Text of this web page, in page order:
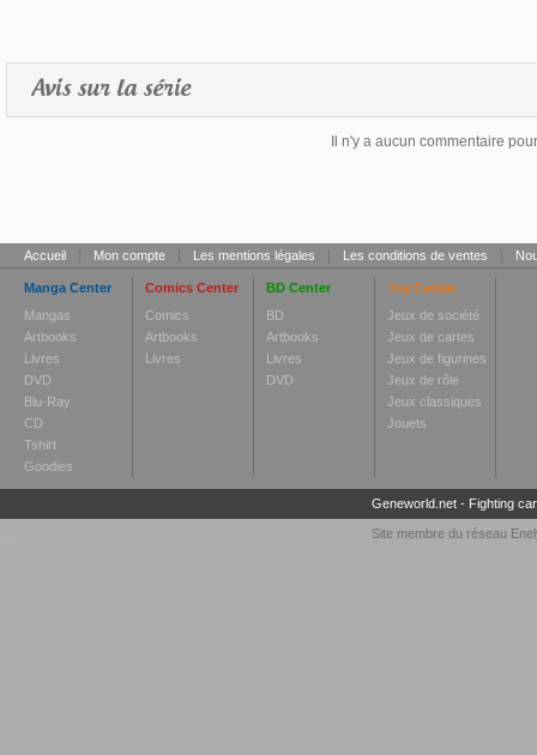
Avis sur la série
Il n'y a aucun commentaire
Accueil | Mon compte | Les mentions légales | Les conditions de ventes |
Manga Center
Mangas
Artbooks
Livres
DVD
Blu-Ray
CD
Tshirt
Goodies
Comics Center
Comics
Artbooks
Livres
BD Center
BD
Artbooks
Livres
DVD
Toy Center
Jeux de société
Jeux de cartes
Jeux de figurines
Jeux de rôle
Jeux classiques
Jouets
Geneworld.net- Fighting
Site membre du réseau